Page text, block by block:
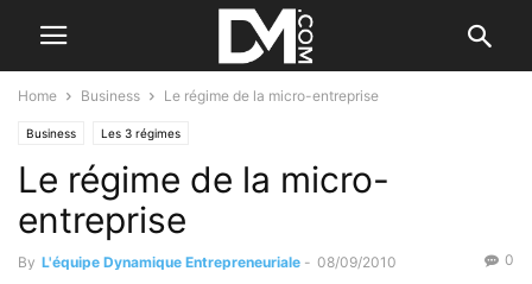
Home Business Le régime de la micro-entreprise
Business Les 3 régimes
Le régime de la micro-
entreprise
By L'équipe Dynamique Entrepreneuriale - 08/09/2010 0